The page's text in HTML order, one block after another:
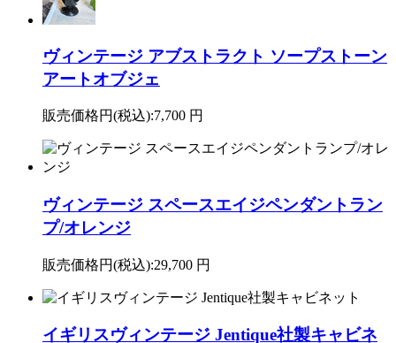
ヴィンテージ アブストラクト ソープストーン
アートオブジェ
販売価格円(税込):7,700 円
ヴィンテージ スペースエイジペンダントラン
プ/オレンジ
販売価格円(税込):29,700 円
イギリスヴィンテージ Jentique社製キャビネ